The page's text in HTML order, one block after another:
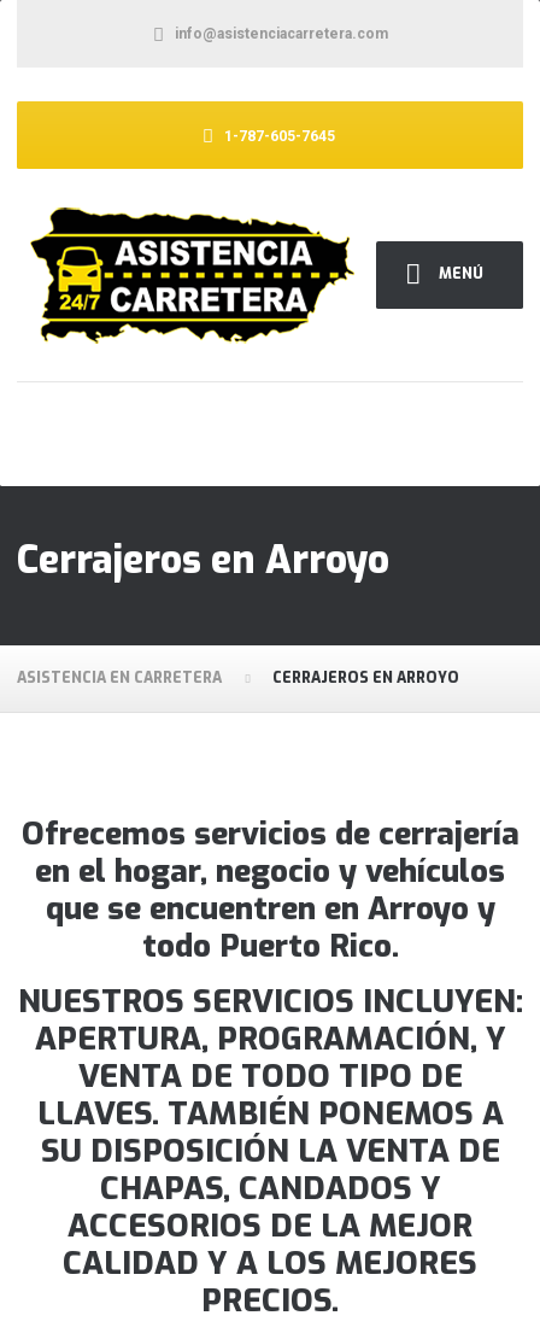
MENÚ
info@asistenciacarretera.com
1-787-605-7645
Cerrajeros en Arroyo
ASISTENCIA EN CARRETERA CERRAJEROS EN ARROYO
Ofrecemos servicios de cerrajería
en el hogar, negocio y vehículos
que se encuentren en Arroyo y
todo Puerto Rico.
NUESTROS SERVICIOS INCLUYEN:
APERTURA, PROGRAMACIÓN, Y
VENTA DE TODO TIPO DE
LLAVES. TAMBIÉN PONEMOS A
SU DISPOSICIÓN LA VENTA DE
CHAPAS, CANDADOS Y
ACCESORIOS DE LA MEJOR
CALIDAD Y A LOS MEJORES
PRECIOS.